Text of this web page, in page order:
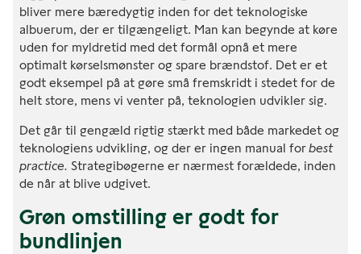
bliver mere bæredygtig inden for det teknologiske
albuerum, der er tilgængeligt. Man kan begynde at køre
uden for myldretid med det formål opnå et mere
optimalt kørselsmønster og spare brændstof. Det er et
godt eksempel på at gøre små fremskridt i stedet for de
helt store, mens vi venter på, teknologien udvikler sig.
Det går til gengæld rigtig stærkt med både markedet og
teknologiens udvikling, og der er ingen manual for best
practice. Strategibøgerne er nærmest forældede, inden
de når at blive udgivet.
Grøn omstilling er godt for
bundlinjen